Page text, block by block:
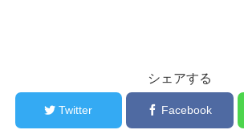
シェアする
Twitter Facebook